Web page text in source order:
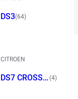
DS3(64)
CITROEN
DS7 CROSSB (4)